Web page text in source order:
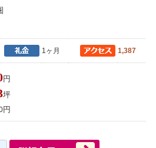
1ヶ月 1,387
円
坪
円